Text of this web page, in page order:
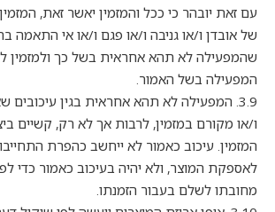
עם זאת יובהר כי ככל והמזמין יאשר זאת,
של אובדן ו/או גניבה ו/או פגם ו/או אי התאמה
שהמפעילה לא תהא אחראית בשל כך ולמזמין
המפעילה בשל האמור.
3.9. המפעילה לא תהא אחראית בגין
ו/או מקורם במזמין, לרבות אך לא רק, קשיים
המזמין. עיכוב כאמור לא ייחשב כהפרת
לאספקת המוצר, ולא יהיה בעיכוב כאמור כדי
מחובתו לשלם בעבור הזמנתו.